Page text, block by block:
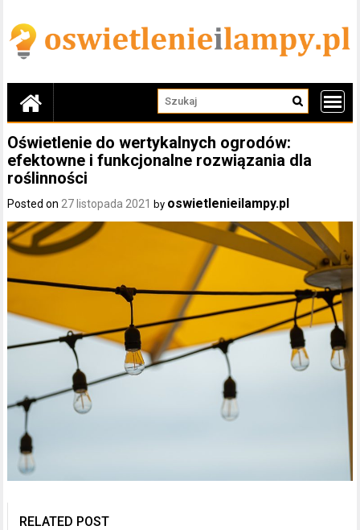
content
Oświetlenie do wertykalnych ogrodów:
efektowne i funkcjonalne rozwiązania dla
roślinności
Posted on 27 listopada 2021 by oswietlenieilampy.pl
RELATED POST